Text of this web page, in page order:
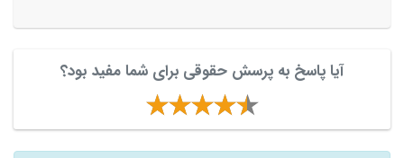
آیا پاسخ به پرسش حقوقی برای شما مفید بود؟